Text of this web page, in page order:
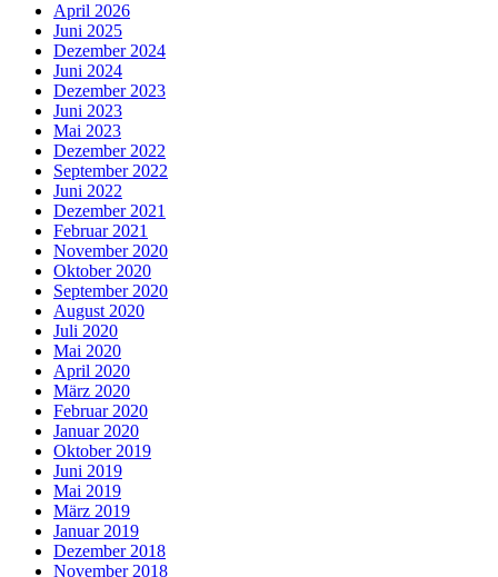
April 2026
Juni 2025
Dezember 2024
Juni 2024
Dezember 2023
Juni 2023
Mai 2023
Dezember 2022
September 2022
Juni 2022
Dezember 2021
Februar 2021
November 2020
Oktober 2020
September 2020
August 2020
Juli 2020
Mai 2020
April 2020
März 2020
Februar 2020
Januar 2020
Oktober 2019
Juni 2019
Mai 2019
März 2019
Januar 2019
Dezember 2018
November 2018